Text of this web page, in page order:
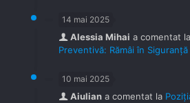
14 mai 2025
Alessia Mihai a comentat la
Preventivă: Rămâi în
10 mai 2025
Aiulian a comentat la